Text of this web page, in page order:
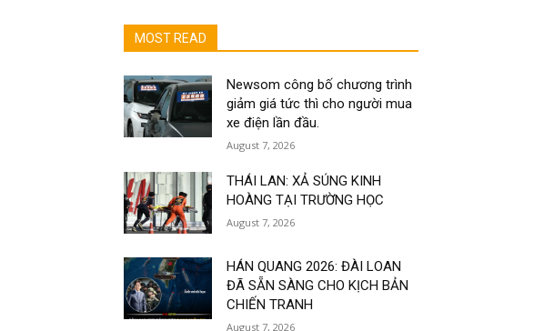
MOST READ
Newsom công bố chương trình
giảm giá tức thì cho người mua
xe điện lần đầu.
August 7, 2026
THÁI LAN: XẢ SÚNG KINH
HOÀNG TẠI TRƯỜNG HỌC
August 7, 2026
HÁN QUANG 2026: ĐÀI LOAN
ĐÃ SẴN SÀNG CHO KỊCH BẢN
CHIẾN TRANH
August 7, 2026